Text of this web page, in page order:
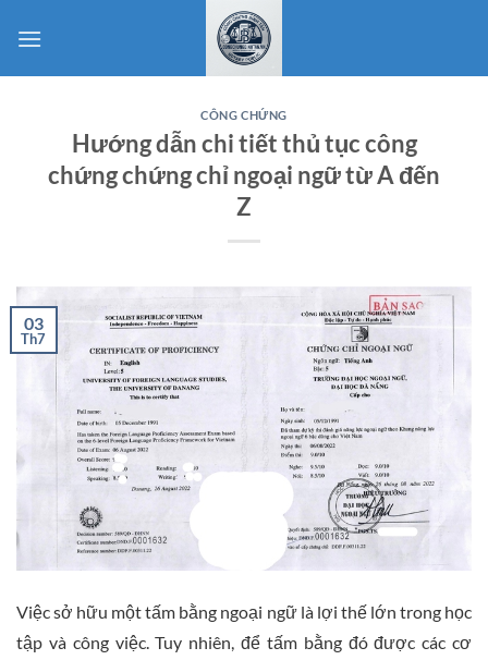
qua
CÔNG CHỨNG
Hướng dẫn chi tiết thủ tục công
chứng chứng chỉ ngoại ngữ từ A đến
Z
03
Th7
Việc sở hữu một tấm bằng ngoại ngữ là lợi thế lớn trong học
tập và công việc. Tuy nhiên, để tấm bằng đó được các cơ